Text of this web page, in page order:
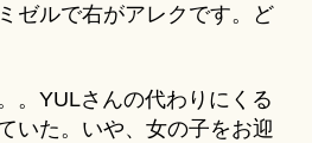
ゼルで右がアレクです。ど
。YULさんの代わりにくる
いた。いや、女の子をお迎